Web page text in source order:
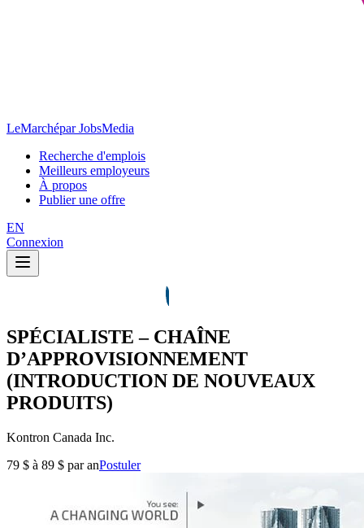
LeMarchépar JobsMedia
Recherche d'emplois
Meilleurs employeurs
À propos
Publier une offre
EN
Connexion
SPÉCIALISTE – CHAÎNE
D’APPROVISIONNEMENT
(INTRODUCTION DE NOUVEAUX
PRODUITS)
Kontron Canada Inc.
79 $ à 89 $ par anPostuler